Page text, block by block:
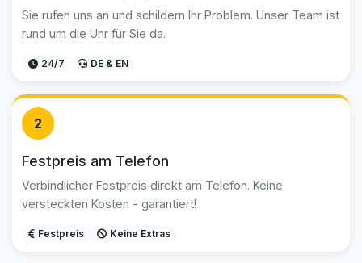
Sie rufen uns an und schildern Ihr Problem. Unser Team ist
rund um die Uhr für Sie da.
24/7 DE & EN
2
Festpreis am Telefon
Verbindlicher Festpreis direkt am Telefon. Keine
versteckten Kosten - garantiert!
Festpreis Keine Extras